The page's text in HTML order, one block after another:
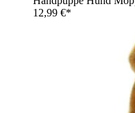
12,99 €*